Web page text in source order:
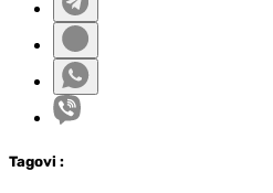
Tagovi :